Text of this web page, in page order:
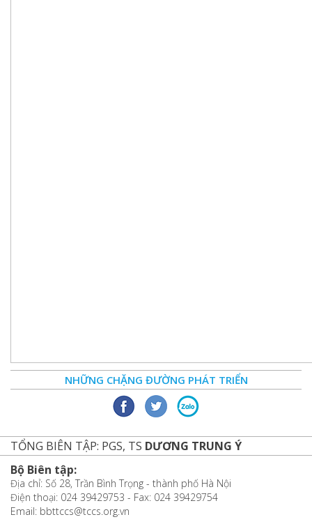
NHỮNG CHẶNG ĐƯỜNG PHÁT TRIỂN
TỔNG BIÊN TẬP: PGS, TS DƯƠNG TRUNG Ý
Bộ Biên tập:
Địa chỉ: Số 28, Trần Bình Trọng - thành phố Hà Nội
Điện thoại: 024 39429753 - Fax: 024 39429754
Email: bbttccs@tccs.org.vn